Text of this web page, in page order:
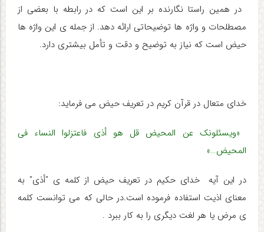
در همین راستا نگارنده بر این است که در رابطه با بعضی از
مصطلحات و واژه ها توضیحاتی ارائه دهد. از جمله ی این واژه ها
حیض است که نیاز به توضیح و دقت و تأمل بیشتری دارد.
خدای متعال در قرآن کریم در تعریف حیض می فرماید:
«ویسئلونک عن المحیض قل هو أذی فاعتزلوا النساء فی
المحیض…»
در این آیه خدای حکیم در تعریف حیض از کلمه ی "أذی" به
معنای اذیت استفاده فرموده است.در حالی که می توانست کلمه
ی مرض یا هر لغت دیگری را به کار ببرد .